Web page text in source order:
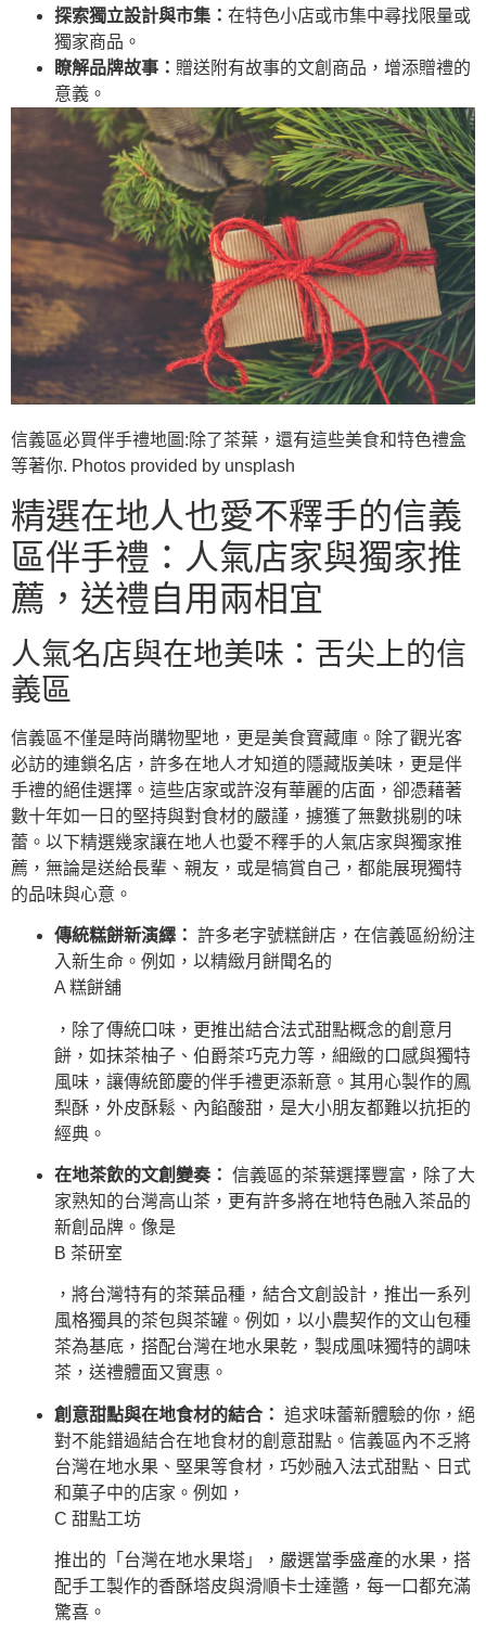
探索獨立設計與市集： 在特色小店或市集中尋找限量或
獨家商品。
瞭解品牌故事： 贈送附有故事的文創商品，增添贈禮的
意義。
信義區必買伴手禮地圖:除了茶葉，還有這些美食和特色禮盒
等著你. Photos provided by unsplash
精選在地人也愛不釋手的信義
區伴手禮：人氣店家與獨家推
薦，送禮自用兩相宜
人氣名店與在地美味：舌尖上的信
義區
信義區不僅是時尚購物聖地，更是美食寶藏庫。除了觀光客
必訪的連鎖名店，許多在地人才知道的隱藏版美味，更是伴
手禮的絕佳選擇。這些店家或許沒有華麗的店面，卻憑藉著
數十年如一日的堅持與對食材的嚴謹，擄獲了無數挑剔的味
蕾。以下精選幾家讓在地人也愛不釋手的人氣店家與獨家推
薦，無論是送給長輩、親友，或是犒賞自己，都能展現獨特
的品味與心意。
傳統糕餅新演繹： 許多老字號糕餅店，在信義區紛紛注
入新生命。例如，以精緻月餅聞名的
A 糕餅舖
，除了傳統口味，更推出結合法式甜點概念的創意月
餅，如抹茶柚子、伯爵茶巧克力等，細緻的口感與獨特
風味，讓傳統節慶的伴手禮更添新意。其用心製作的鳳
梨酥，外皮酥鬆、內餡酸甜，是大小朋友都難以抗拒的
經典。
在地茶飲的文創變奏： 信義區的茶葉選擇豐富，除了大
家熟知的台灣高山茶，更有許多將在地特色融入茶品的
新創品牌。像是
B 茶研室
，將台灣特有的茶葉品種，結合文創設計，推出一系列
風格獨具的茶包與茶罐。例如，以小農契作的文山包種
茶為基底，搭配台灣在地水果乾，製成風味獨特的調味
茶，送禮體面又實惠。
創意甜點與在地食材的結合： 追求味蕾新體驗的你，絕
對不能錯過結合在地食材的創意甜點。信義區內不乏將
台灣在地水果、堅果等食材，巧妙融入法式甜點、日式
和菓子中的店家。例如，
C 甜點工坊
推出的「台灣在地水果塔」，嚴選當季盛產的水果，搭
配手工製作的香酥塔皮與滑順卡士達醬，每一口都充滿
驚喜。